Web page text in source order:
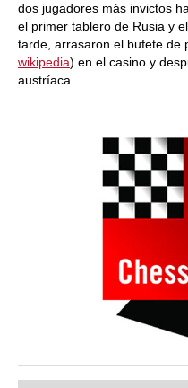
dos jugadores más invictos
el primer tablero de Rusia y
tarde, arrasaron el bufete de
wikipedia) en el casino y
austríaca...